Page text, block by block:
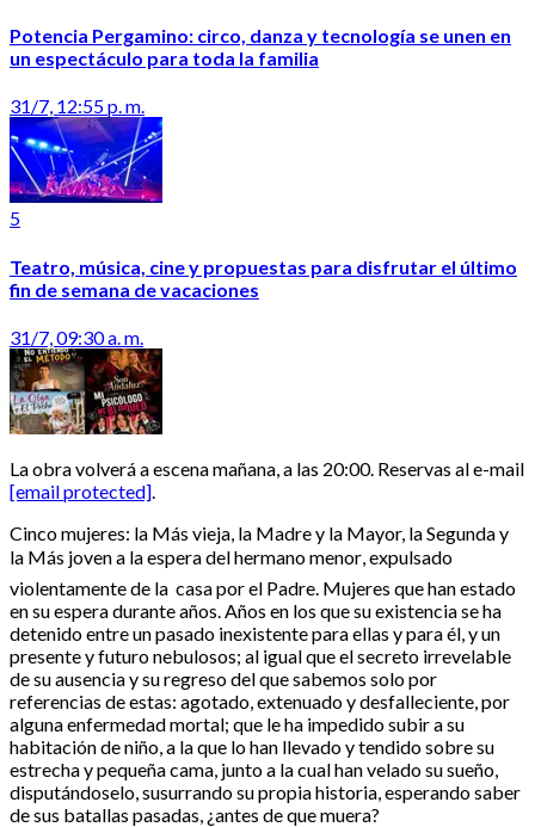
Potencia Pergamino: circo, danza y tecnología se unen en
un espectáculo para toda la familia
31/7, 12:55 p. m.
5
Teatro, música, cine y propuestas para disfrutar el último
fin de semana de vacaciones
31/7, 09:30 a. m.
La obra volverá a escena mañana, a las 20:00. Reservas al e-mail
[email protected].
Cinco mujeres: la Más vieja, la Madre y la Mayor, la Segunda y
la Más joven a la espera del hermano menor, expulsado
violentamente de la casa por el Padre. Mujeres que han estado
en su espera durante años. Años en los que su existencia se ha
detenido entre un pasado inexistente para ellas y para él, y un
presente y futuro nebulosos; al igual que el secreto irrevelable
de su ausencia y su regreso del que sabemos solo por
referencias de estas: agotado, extenuado y desfalleciente, por
alguna enfermedad mortal; que le ha impedido subir a su
habitación de niño, a la que lo han llevado y tendido sobre su
estrecha y pequeña cama, junto a la cual han velado su sueño,
disputándoselo, susurrando su propia historia, esperando saber
de sus batallas pasadas, ¿antes de que muera?